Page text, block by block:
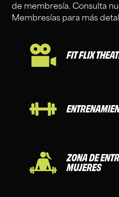
de membresía. Consulta
Membresías para más
FIT FLIX
ZONA DE
MUJERES